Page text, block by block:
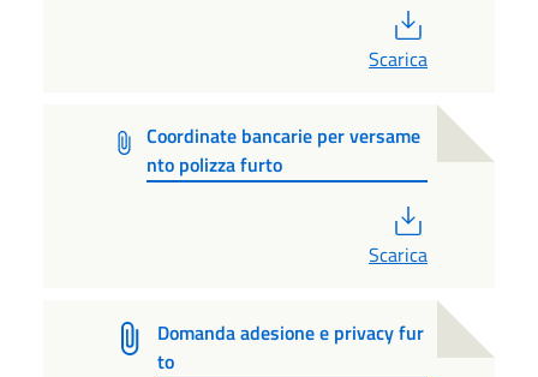
Scarica
Coordinate bancarie per versame
nto polizza furto
Scarica
Domanda adesione e privacy fur
to